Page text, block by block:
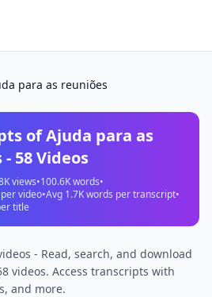
para as reuniões
ofAjuda para as
- 58Videos
views•100.6Kwords•
video•Avg 1.7Kwords per transcript•
title
- Read, search, and download
videos. Access transcripts with
and more.